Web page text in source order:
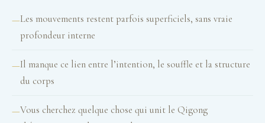
Les mouvements restent parfois superficiels, sans vraie
profondeur interne
Il manque ce lien entre l’intention, le souffle et la structure
du corps
Vous cherchez quelque chose qui unit le Qigong